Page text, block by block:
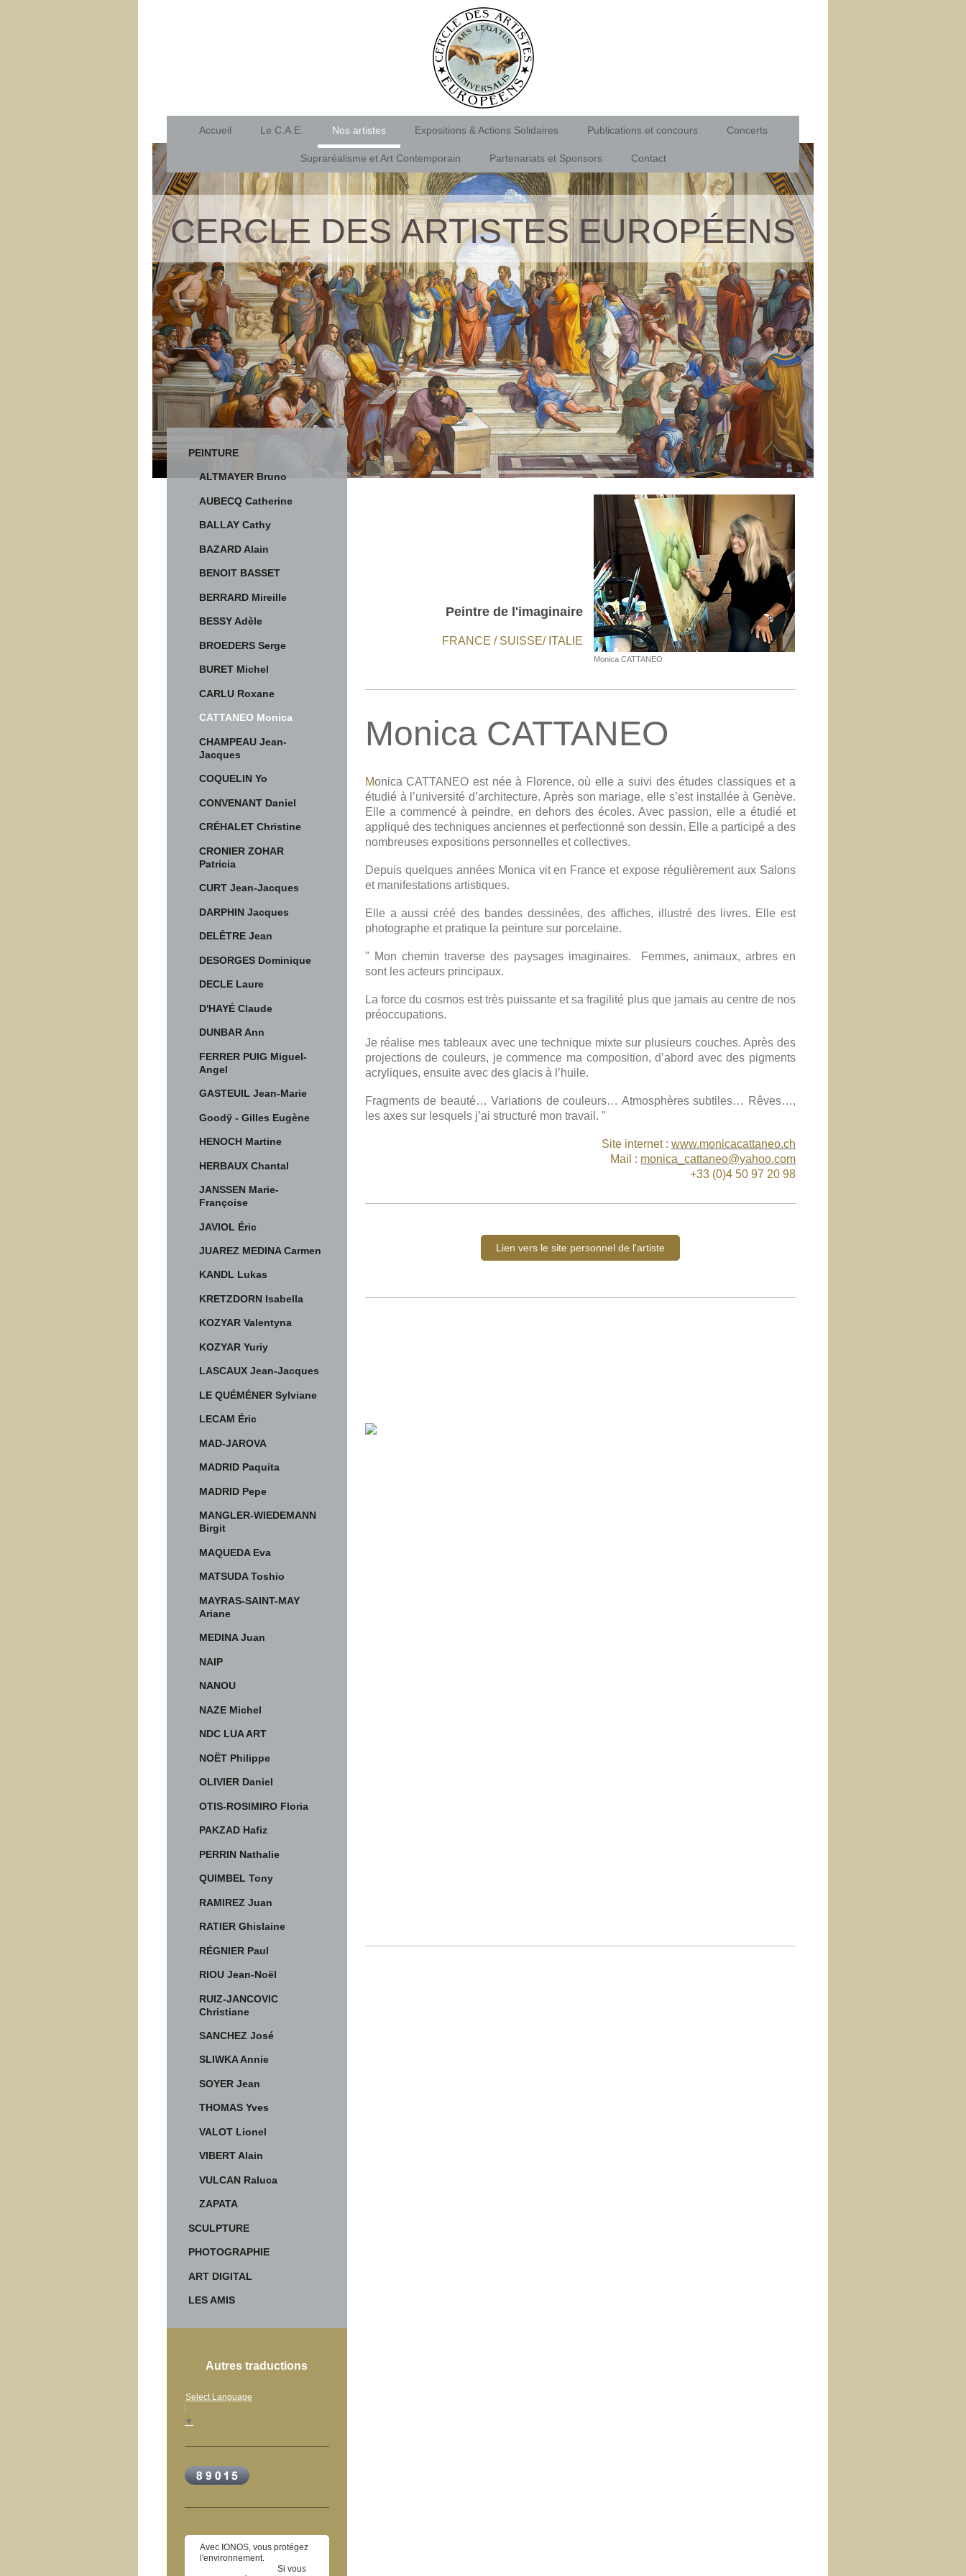
Accueil Le C.A.E. Nos artistes Expositions & Actions Solidaires Publications et concours Concerts
Supraréalisme et Art Contemporain Partenariats et Sponsors Contact
CERCLE DES ARTISTES EUROPÉENS
Monica CATTANEO
Peintre de l'imaginaire
FRANCE / SUISSE/ ITALIE
Monica CATTANEO
Monica CATTANEO est née à Florence, où elle a suivi des études classiques et a
étudié à l’université d’architecture. Après son mariage, elle s’est installée à Genève.
Elle a commencé à peindre, en dehors des écoles. Avec passion, elle a étudié et
appliqué des techniques anciennes et perfectionné son dessin. Elle a participé a des
nombreuses expositions personnelles et collectives.
Depuis quelques années Monica vit en France et expose régulièrement aux Salons
et manifestations artistiques.
Elle a aussi créé des bandes dessinées, des affiches, illustré des livres. Elle est
photographe et pratique la peinture sur porcelaine.
" Mon chemin traverse des paysages imaginaires. Femmes, animaux, arbres en
sont les acteurs principaux.
La force du cosmos est très puissante et sa fragilité plus que jamais au centre de nos
préoccupations.
Je réalise mes tableaux avec une technique mixte sur plusieurs couches. Après des
projections de couleurs, je commence ma composition, d’abord avec des pigments
acryliques, ensuite avec des glacis à l’huile.
Fragments de beauté… Variations de couleurs… Atmosphères subtiles… Rêves…,
les axes sur lesquels j’ai structuré mon travail. "
Site internet : www.monicacattaneo.ch
Mail : monica_cattaneo@yahoo.com
+33 (0)4 50 97 20 98
Lien vers le site personnel de l'artiste
PEINTURE
ALTMAYER Bruno
AUBECQ Catherine
BALLAY Cathy
BAZARD Alain
BENOIT BASSET
BERRARD Mireille
BESSY Adèle
BROEDERS Serge
BURET Michel
CARLU Roxane
CATTANEO Monica
CHAMPEAU Jean-
Jacques
COQUELIN Yo
CONVENANT Daniel
CRÉHALET Christine
CRONIER ZOHAR
Patricia
CURT Jean-Jacques
DARPHIN Jacques
DELÊTRE Jean
DESORGES Dominique
DECLE Laure
D'HAYÉ Claude
DUNBAR Ann
FERRER PUIG Miguel-
Angel
GASTEUIL Jean-Marie
Goodÿ - Gilles Eugène
HENOCH Martine
HERBAUX Chantal
JANSSEN Marie-
Françoise
JAVIOL Éric
JUAREZ MEDINA Carmen
KANDL Lukas
KRETZDORN Isabella
KOZYAR Valentyna
KOZYAR Yuriy
LASCAUX Jean-Jacques
LE QUÉMÉNER Sylviane
LECAM Éric
MAD-JAROVA
MADRID Paquita
MADRID Pepe
MANGLER-WIEDEMANN
Birgit
MAQUEDA Eva
MATSUDA Toshio
MAYRAS-SAINT-MAY
Ariane
MEDINA Juan
NAIP
NANOU
NAZE Michel
NDC LUA ART
NOËT Philippe
OLIVIER Daniel
OTIS-ROSIMIRO Floria
PAKZAD Hafiz
PERRIN Nathalie
QUIMBEL Tony
RAMIREZ Juan
RATIER Ghislaine
RÉGNIER Paul
RIOU Jean-Noël
RUIZ-JANCOVIC
Christiane
SANCHEZ José
SLIWKA Annie
SOYER Jean
THOMAS Yves
VALOT Lionel
VIBERT Alain
VULCAN Raluca
ZAPATA
SCULPTURE
PHOTOGRAPHIE
ART DIGITAL
LES AMIS
Autres traductions
Select Language
▼
Avec IONOS, vous protégez
l'environnement.
Si vous